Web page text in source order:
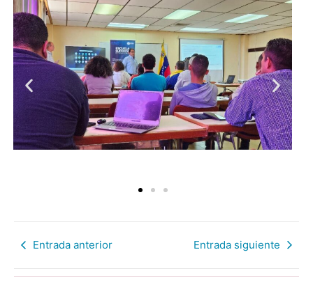
Entrada anterior Entrada siguiente